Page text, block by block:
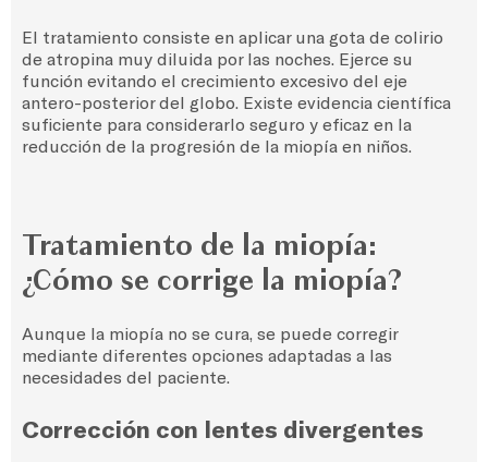
El tratamiento consiste en aplicar una gota de colirio
de atropina muy diluida por las noches. Ejerce su
función evitando el crecimiento excesivo del eje
antero-posterior del globo. Existe evidencia científica
suficiente para considerarlo seguro y eficaz en la
reducción de la progresión de la miopía en niños.
Tratamiento de la miopía:
¿Cómo se corrige la miopía?
Aunque la miopía no se cura, se puede corregir
mediante diferentes opciones adaptadas a las
necesidades del paciente.
Corrección con lentes divergentes